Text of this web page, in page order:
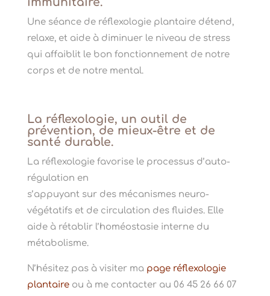
Une séance de réflexologie plantaire détend,
relaxe, et aide à diminuer le niveau de stress
qui affaiblit le bon fonctionnement de notre
corps et de notre mental.
La réflexologie, un outil de
prévention, de mieux-être et de
santé durable.
La réflexologie favorise le processus d’auto-
régulation en
s’appuyant sur des mécanismes neuro-
végétatifs et de circulation des fluides. Elle
aide à rétablir l’homéostasie interne du
métabolisme.
N’hésitez pas à visiter ma page réflexologie
plantaireou à me contacter au 06 45 26 66 07